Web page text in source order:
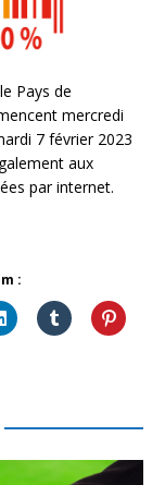
Pays de
mercredi
7 février 2023
aux
par internet.
: